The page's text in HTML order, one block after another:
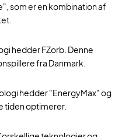
som er en kombination af
hedder FZorb. Denne
fra Danmark.
hedder "EnergyMax" og
tiden optimerer.